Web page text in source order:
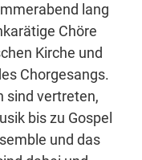
lang
Chöre
Kirche und
Chorgesangs.
sind vertreten,
bis zu Gospel
und das